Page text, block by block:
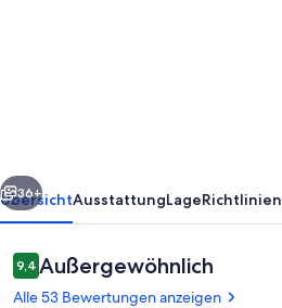
großzügigem
Gartengrundstück
Weiter
36+
ÜbersichtAusstattungLageRichtlinien
Bewertungen
9,49,4 von 10.
Außergewöhnlich
Alle 53 Bewertungen anzeigen